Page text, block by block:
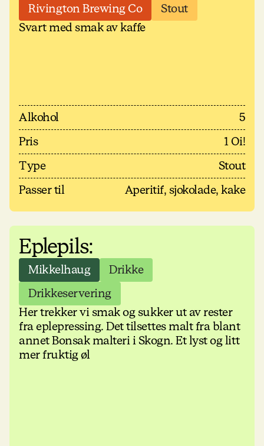
Rivington Brewing Co
Stout
Svart med smak av kaffe
Alkohol
5
Pris
1 Oi!
Type
Stout
Passer til
Aperitif, sjokolade, kake
Eplepils:
Mikkelhaug
Drikke
Drikkeservering
Her trekker vi smak og sukker ut av rester
fra eplepressing. Det tilsettes malt fra blant
annet Bonsak malteri i Skogn. Et lyst og litt
mer fruktig øl